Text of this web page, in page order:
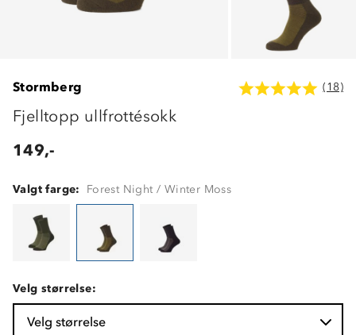
Stormberg (18)
Fjelltopp ullfrottésokk
149,-
Valgt farge: Forest Night / Winter Moss
Velg størrelse:
Velg størrelse